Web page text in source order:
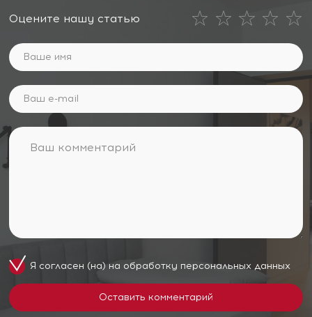
Оцените нашу статью
Я согласен (на) на обработку персональных данных